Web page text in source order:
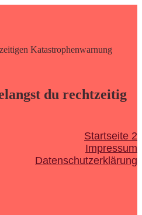
Katastrophenwarnung
du rechtzeitig
Startseite 2
Impressum
Datenschutzerklärung